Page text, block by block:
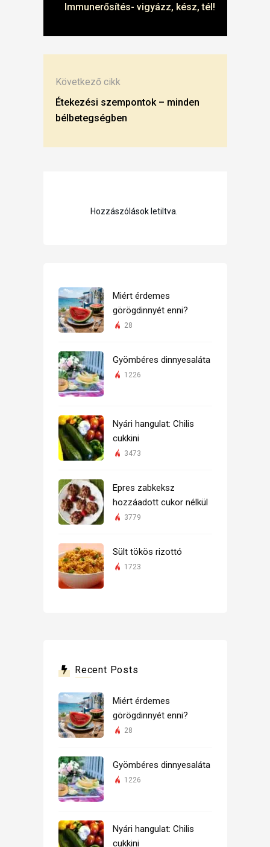
Immunerősítés- vigyázz, kész, tél!
Következő cikk
Étekezési szempontok – minden
bélbetegségben
Hozzászólások letiltva.
Miért érdemes
görögdinnyét enni?
28
Gyömbéres dinnyesaláta
1226
Nyári hangulat: Chilis
cukkini
3473
Epres zabkeksz
hozzáadott cukor nélkül
3779
Sült tökös rizottó
1723
Recent Posts
Miért érdemes
görögdinnyét enni?
28
Gyömbéres dinnyesaláta
1226
Nyári hangulat: Chilis
cukkini